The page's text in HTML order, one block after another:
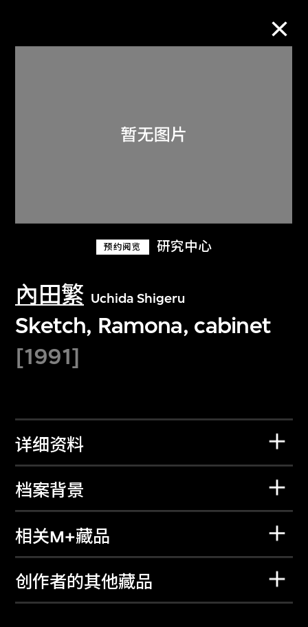
预约阅览 研究中心
內田繁 Uchida Shigeru
Sketch, Ramona, cabinet
[1991]
详细资料
档案背景
相关M+藏品
创作者的其他藏品
关于M+藏品
探索世界顶级的二十及二十一世纪视觉
文化藏品。